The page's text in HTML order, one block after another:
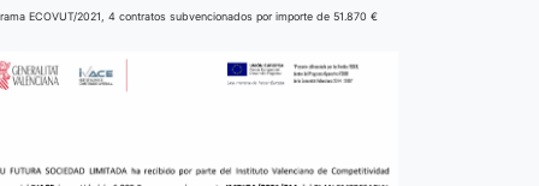
ECOVUT/2021, 4 contratos subvencionados por importe de 51.870 €